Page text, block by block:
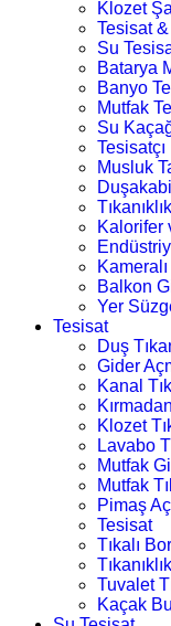
Klozet
Tesisat
Su
Batarya
Banyo
Mutfak
Su
Tesisatçı
Musluk
Kalorifer
Balkon
Yer
Tesisat
Duş
Gider
Kanal
Klozet
Lavabo
Mutfak
Mutfak
Pimaş
Tesisat
Tıkalı
Tuvalet
Kaçak